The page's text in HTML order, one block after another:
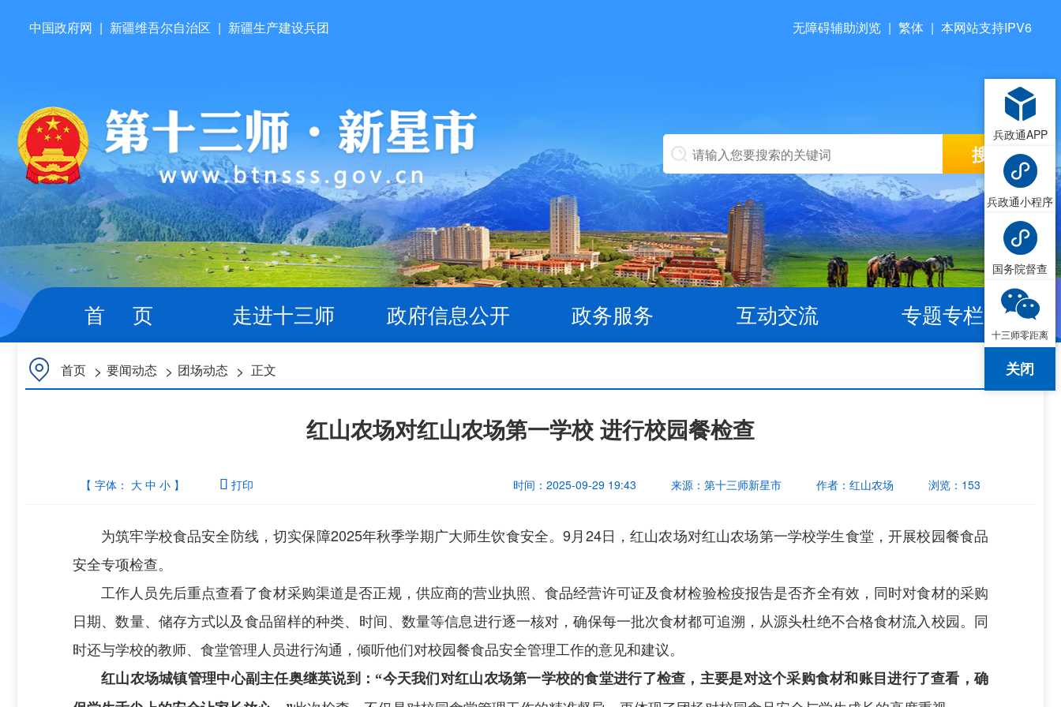
中国政府网 | 新疆维吾尔自治区 | 新疆生产建设兵团 无障碍辅助浏览 | 繁体 | 本网站支持IPV6
首 页 走进十三师 政府信息公开 政务服务 互动交流 专题专栏
首页 > 要闻动态 > 团场动态 > 正文
红山农场对红山农场第一学校 进行校园餐检查
【 字体： 大 中 小 】  打印 时间： 2025-09-29 19:43 来源： 第十三师新星市 作者： 红山农场 浏览： 153
为筑牢学校食品安全防线，切实保障2025年秋季学期广大师生饮食安全。9月24日，红山农场对红山农场第一学校学生食堂，开展校园餐食品
安全专项检查。
工作人员先后重点查看了食材采购渠道是否正规，供应商的营业执照、食品经营许可证及食材检验检疫报告是否齐全有效，同时对食材的采购
日期、数量、储存方式以及食品留样的种类、时间、数量等信息进行逐一核对，确保每一批次食材都可追溯，从源头杜绝不合格食材流入校园。同
时还与学校的教师、食堂管理人员进行沟通，倾听他们对校园餐食品安全管理工作的意见和建议。
红山农场城镇管理中心副主任奥继英说到： “今天我们对红山农场第一学校的食堂进行了检查，主要是对这个采购食材和账目进行了查看，确
兵政通APP
兵政通小程序
国务院督查
十三师零距离
关闭